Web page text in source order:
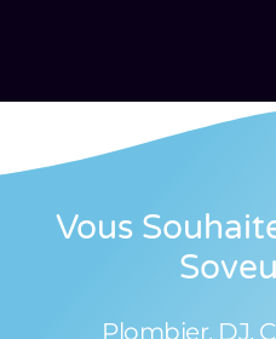
Vous
Plombier, DJ,